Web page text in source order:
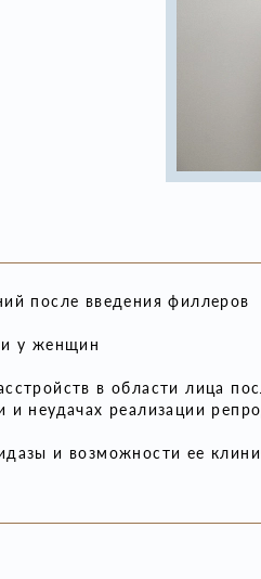
после введения филлеров
у женщин
в области лица
неудачах реализации
и возможности ее